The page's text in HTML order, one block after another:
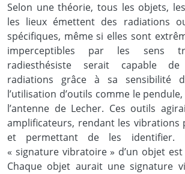
Selon une théorie, tous les objets,
les lieux émettent des radiations
spécifiques, même si elles sont
imperceptibles par les sens
radiesthésiste serait capable
radiations grâce à sa sensibilité
l’utilisation d’outils comme le
l’antenne de Lecher. Ces outils
amplificateurs, rendant les vibrations
et permettant de les identifier.
« signature vibratoire » d’un objet
Chaque objet aurait une signature